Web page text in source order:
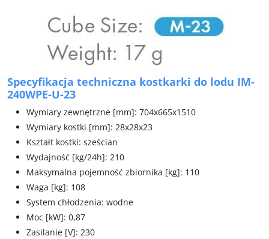
Specyfikacja techniczna kostkarki do lodu IM-
240WPE-U-23
Wymiary zewnętrzne [mm]: 704x665x1510
Wymiary kostki [mm]: 28x28x23
Kształt kostki: sześcian
Wydajność [kg/24h]: 210
Maksymalna pojemność zbiornika [kg]: 110
Waga [kg]: 108
System chłodzenia: wodne
Moc [kW]: 0,87
Zasilanie [V]: 230